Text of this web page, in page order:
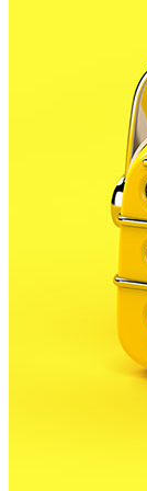
A partir
És tendència
Tanquen
deficiències
ESPORTS
Un
sobre el